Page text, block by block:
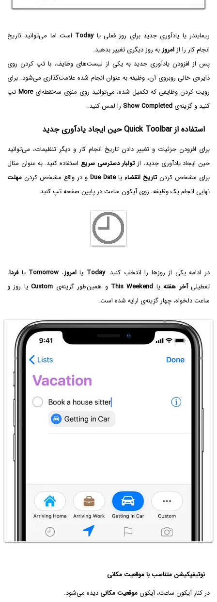
ریمایندر یا یادآوری جدید برای روز فعلی یاToday است اما می‌توانید تاریخ
انجام کار را از امروز به روز دیگری تغییر بدهید.
پس از افزودن یادآوری جدید به یکی از لیست‌های وظایف، با تپ کردن روی
دایره‌ی خالی روبروی آن، وظیفه به عنوان انجام شده علامت‌گذاری می‌شود. برای
رویت کردن وظایفی که تکمیل شده، می‌توانید روی منوی سه‌نقطه‌ایMore تپ
کنید و گزینه‌ی Show Completed را لمس کنید.
استفاده از Quick Toolbar حین ایجاد یادآوری جدید
برای افزودن جزئیات و تغییر دادن تاریخ انجام کار و دیگر تنظیمات، می‌توانید
حین ایجاد یادآوری جدید، ازتولبار دسترسی سریع استفاده کنید. به عنوان مثال
برای مشخص کردنتاریخ انقضاء یاDue Date و در واقع مشخص کردن مهلت
نهایی انجام یک وظیفه، روی آیکون ساعت در پایین صفحه تپ کنید.
در ادامه یکی از روزها را انتخاب کنید.Today یاامروز، Tomorrow یافردا،
تعطیلیآخر هفتهیا This Weekend و همین‌طور گزینه‌ی Customیا روز و
ساعت دلخواه، چهار گزینه‌ی ارایه شده است.
نوتیفیکیشن متناسب با موقعیت مکانی
در کنار آیکون ساعت، آیکونموقعیت مکانیدیده می‌شود.